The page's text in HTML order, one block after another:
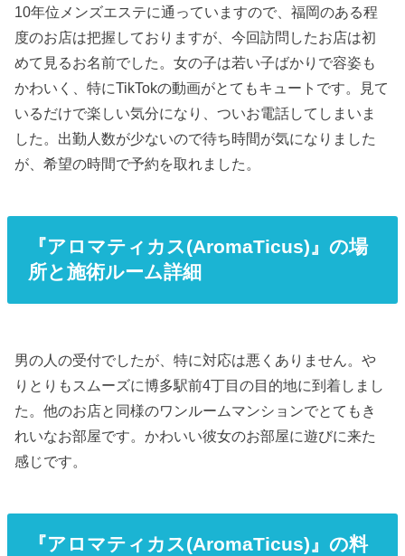
10年位メンズエステに通っていますので、福岡のある程
度のお店は把握しておりますが、今回訪問したお店は初
めて見るお名前でした。女の子は若い子ばかりで容姿も
かわいく、特にTikTokの動画がとてもキュートです。見て
いるだけで楽しい気分になり、ついお電話してしまいま
した。出勤人数が少ないので待ち時間が気になりました
が、希望の時間で予約を取れました。
『アロマティカス(AromaTicus)』の場
所と施術ルーム詳細
男の人の受付でしたが、特に対応は悪くありません。や
りとりもスムーズに博多駅前4丁目の目的地に到着しまし
た。他のお店と同様のワンルームマンションでとてもき
れいなお部屋です。かわいい彼女のお部屋に遊びに来た
感じです。
『アロマティカス(AromaTicus)』の料